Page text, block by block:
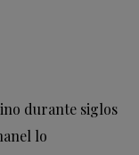
durante siglos
lo